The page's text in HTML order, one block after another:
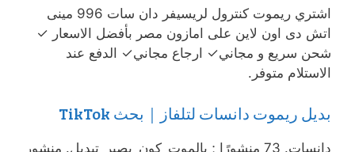
اشتري ريموت كنترول لريسيفر دان سات 996 مينى
اتش دى اون لاين على امازون مصر بأفضل الاسعار ✓
شحن سريع و مجاني✓ ارجاع مجاني✓ الدفع عند
الاستلام متوفر.
بديل ريموت دانسات لتلفاز｜بحث TikTok
دانسات. 73 منشورًا ; بالموت_كون_يصير_تبديل. منشور